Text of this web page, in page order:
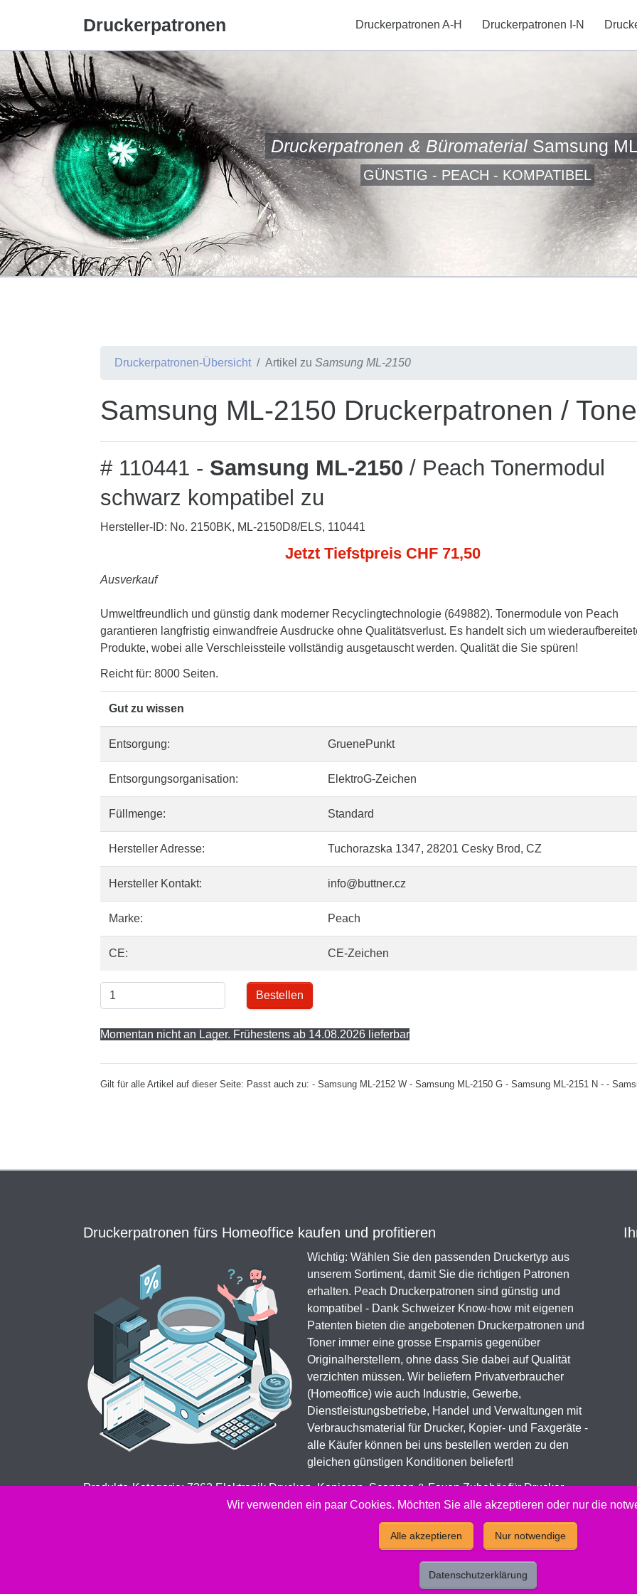
Druckerpatronen Druckerpatronen A-H Druckerpatronen I-N
Druckerpatronen & Büromaterial Samsung
GÜNSTIG - PEACH - KOMPATIBEL
Druckerpatronen-Übersicht Artikel zu Samsung ML-2150
Samsung ML-2150 Druckerpatronen /
# 110441 - Samsung ML-2150 / Peach Tonermodul
schwarz kompatibel zu
Hersteller-ID: No. 2150BK, ML-2150D8/ELS, 110441
Jetzt Tiefstpreis CHF 71,50
Ausverkauf
Umweltfreundlich und günstig dank moderner Recyclingtechnologie (649882). Tonermodule von Peach
garantieren langfristig einwandfreie Ausdrucke ohne Qualitätsverlust. Es handelt sich um
Produkte, wobei alle Verschleissteile vollständig ausgetauscht werden. Qualität die Sie spüren!
Reicht für: 8000 Seiten.
Gut zu wissen
Entsorgung: GruenePunkt
Entsorgungsorganisation: ElektroG-Zeichen
Füllmenge: Standard
Hersteller Adresse: Tuchorazska 1347, 28201 Cesky Brod, CZ
Hersteller Kontakt: info@buttner.cz
Marke: Peach
CE: CE-Zeichen
Bestellen
Momentan nicht an Lager. Frühestens ab 14.08.2026 lieferbar
Gilt für alle Artikel auf dieser Seite: Passt auch zu: - Samsung ML-2152 W - Samsung ML-2150 G - Samsung ML-2151 N - -
Druckerpatronen fürs Homeoffice kaufen und profitieren
Wichtig: Wählen Sie den passenden Druckertyp aus
unserem Sortiment, damit Sie die richtigen Patronen
erhalten. Peach Druckerpatronen sind günstig und
kompatibel - Dank Schweizer Know-how mit eigenen
Patenten bieten die angebotenen Druckerpatronen und
Toner immer eine grosse Ersparnis gegenüber
Originalherstellern, ohne dass Sie dabei auf Qualität
verzichten müssen. Wir beliefern Privatverbraucher
(Homeoffice) wie auch Industrie, Gewerbe,
Dienstleistungsbetriebe, Handel und Verwaltungen mit
Verbrauchsmaterial für Drucker, Kopier- und Faxgeräte -
alle Käufer können bei uns bestellen werden zu den
gleichen günstigen Konditionen beliefert!
Produkte-Kategorie: 7362 Elektronik Drucken, Kopieren, Scannen & Faxen Zubehör für Drucker,
Kopierer & Faxgeräte Drucker-Verbrauchsmaterial Toner & Tintenpatronen
2026 - Peach Druckerpatronen Versand Jetzt günstig und kompatibel
Wir verwenden ein paar Cookies. Möchten Sie alle akzeptieren oder nur die
Alle akzeptieren Nur notwendige
Datenschutzerklärung